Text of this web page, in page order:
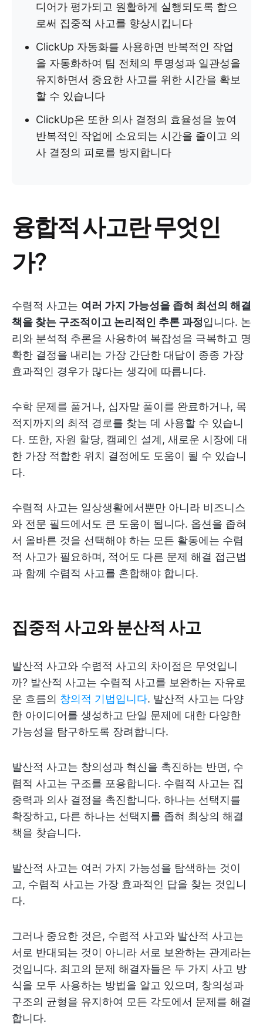
디어가 평가되고 원활하게 실행되도록 함으
로써 집중적 사고를 향상시킵니다
ClickUp 자동화를 사용하면 반복적인 작업
을 자동화하여 팀 전체의 투명성과 일관성을
유지하면서 중요한 사고를 위한 시간을 확보
할 수 있습니다
ClickUp은 또한 의사 결정의 효율성을 높여
반복적인 작업에 소요되는 시간을 줄이고 의
사 결정의 피로를 방지합니다
융합적 사고란 무엇인
가?
수렴적 사고는 여러 가지 가능성을 좁혀 최선의 해결
책을 찾는 구조적이고 논리적인 추론 과정입니다. 논
리와 분석적 추론을 사용하여 복잡성을 극복하고 명
확한 결정을 내리는 가장 간단한 대답이 종종 가장
효과적인 경우가 많다는 생각에 따릅니다.
수학 문제를 풀거나, 십자말 풀이를 완료하거나, 목
적지까지의 최적 경로를 찾는 데 사용할 수 있습니
다. 또한, 자원 할당, 캠페인 설계, 새로운 시장에 대
한 가장 적합한 위치 결정에도 도움이 될 수 있습니
다.
수렴적 사고는 일상생활에서뿐만 아니라 비즈니스
와 전문 필드에서도 큰 도움이 됩니다. 옵션을 좁혀
서 올바른 것을 선택해야 하는 모든 활동에는 수렴
적 사고가 필요하며, 적어도 다른 문제 해결 접근법
과 함께 수렴적 사고를 혼합해야 합니다.
집중적 사고와 분산적 사고
발산적 사고와 수렴적 사고의 차이점은 무엇입니
까? 발산적 사고는 수렴적 사고를 보완하는 자유로
운 흐름의 창의적 기법입니다. 발산적 사고는 다양
한 아이디어를 생성하고 단일 문제에 대한 다양한
가능성을 탐구하도록 장려합니다.
발산적 사고는 창의성과 혁신을 촉진하는 반면, 수
렴적 사고는 구조를 포용합니다. 수렴적 사고는 집
중력과 의사 결정을 촉진합니다. 하나는 선택지를
확장하고, 다른 하나는 선택지를 좁혀 최상의 해결
책을 찾습니다.
발산적 사고는 여러 가지 가능성을 탐색하는 것이
고, 수렴적 사고는 가장 효과적인 답을 찾는 것입니
다.
그러나 중요한 것은, 수렴적 사고와 발산적 사고는
서로 반대되는 것이 아니라 서로 보완하는 관계라는
것입니다. 최고의 문제 해결자들은 두 가지 사고 방
식을 모두 사용하는 방법을 알고 있으며, 창의성과
구조의 균형을 유지하여 모든 각도에서 문제를 해결
합니다.